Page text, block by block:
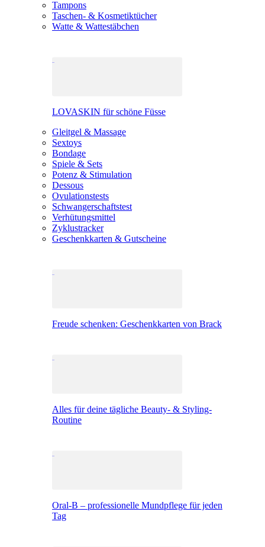
Tampons
Taschen- & Kosmetiktücher
Watte & Wattestäbchen
LOVASKIN für schöne Füsse
Gleitgel & Massage
Sextoys
Bondage
Spiele & Sets
Potenz & Stimulation
Dessous
Ovulationstests
Schwangerschaftstest
Verhütungsmittel
Zyklustracker
Geschenkkarten & Gutscheine
Freude schenken: Geschenkkarten von Brack
Alles für deine tägliche Beauty- & Styling-
Routine
Oral-B – professionelle Mundpflege für jeden
Tag